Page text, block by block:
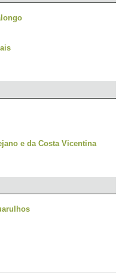
e da Costa Vicentina